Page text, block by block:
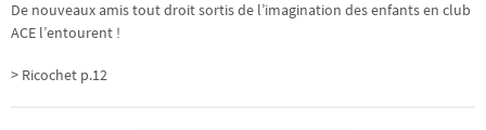
De nouveaux amis tout droit sortis de l’imagination des enfants en club
ACE l’entourent !
> Ricochet p.12